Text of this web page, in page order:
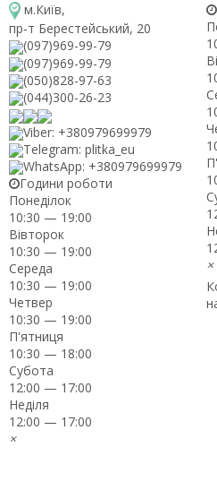
м.Київ,
пр-т Берестейський, 20
(097)969-99-79
(097)969-99-79
(050)828-97-63
(044)300-26-23
Viber: +380979699979
Telegram: plitka_eu
WhatsApp: +380979699979
Години роботи
Понеділок
10:30 — 19:00
Вівторок
10:30 — 19:00
Середа
10:30 — 19:00
Четвер
10:30 — 19:00
П'ятниця
10:30 — 18:00
Субота
12:00 — 17:00
Неділя
12:00 — 17:00
×
×